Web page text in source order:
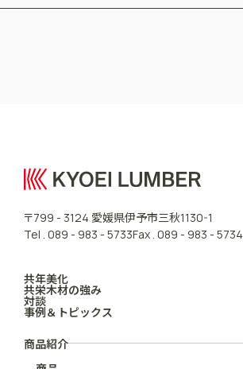
〒799 - 3124 愛媛県伊予市三秋1130-1
Tel . 089 - 983 - 5733Fax . 089 - 983 - 5734
共年美化
共栄木材の強み
対談
事例＆トピックス
商品紹介